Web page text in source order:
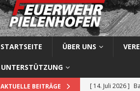
STARTSEITE ÜBER UNS
UNTERSTÜTZUNG
AKTUELLE BEITRÄGE [ 14. Juli 2026 ]